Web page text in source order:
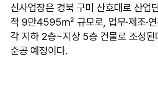
신사업장은 경북 구미 산호대로 산업
적 9만4595㎡ 규모로, 업무·제조·
각 지하 2층~지상 5층 건물로 조성
준공 예정이다.